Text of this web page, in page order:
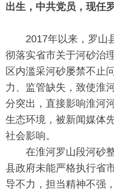
出生，中共党员，现任
2017年以来，罗山
彻落实省市关于河砂治
区内滥采河砂屡禁不止
力、监管缺失，致使淮
分突出，直接影响淮河
生态环境，被新闻媒体
社会影响。
在淮河罗山段河砂整
县政府未能严格执行省
导不力，担当精神不强